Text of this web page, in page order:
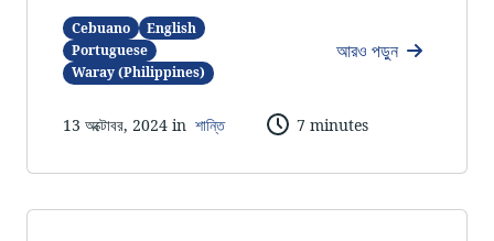
Cebuano
English
Portuguese
Waray (Philippines)
আরও পড়ুন
13 অক্টোবর, 2024 in শান্তি 7 minutes